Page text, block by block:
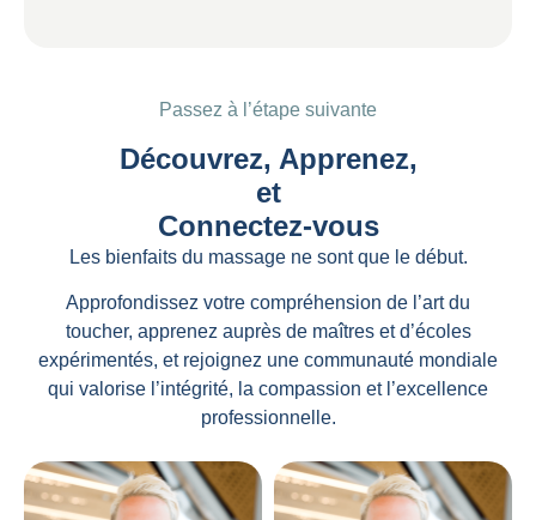
Passez à l’étape suivante
Découvrez, Apprenez,
et
Connectez-vous
Les bienfaits du massage ne sont que le début.
Approfondissez votre compréhension de l’art du
toucher, apprenez auprès de maîtres et d’écoles
expérimentés, et rejoignez une communauté mondiale
qui valorise l’intégrité, la compassion et l’excellence
professionnelle.